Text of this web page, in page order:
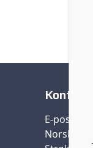
Kontakt
E-post:
Norsk